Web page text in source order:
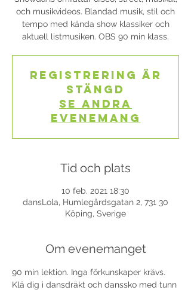
och musikvideos. Blandad musik, stil och
tempo med kända show klassiker och
aktuell listmusiken. OBS 90 min klass.
Registrering är
stängd
Se andra
evenemang
Tid och plats
10 feb. 2021 18:30
dansLola, Humlegårdsgatan 2, 731 30
Köping, Sverige
Om evenemanget
90 min lektion. Inga förkunskaper krävs.
Klä dig i dansdräkt och danssko med tunn